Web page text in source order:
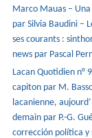
Marco Mauas –
par Silvia Baudini –
ses courants :
news par Pascal
Lacan Quotidien n°
capiton par M.
lacanienne,
demain par P.-G.
corrección política y